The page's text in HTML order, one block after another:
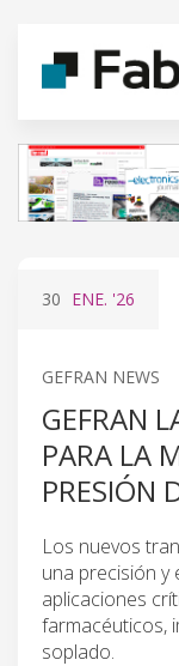
30 ENE. '26
GEFRAN NEWS
GEFRAN
PARA LA
PRESIÓN
Los nuevos
una precisión y
aplicaciones
farmacéuticos,
soplado.